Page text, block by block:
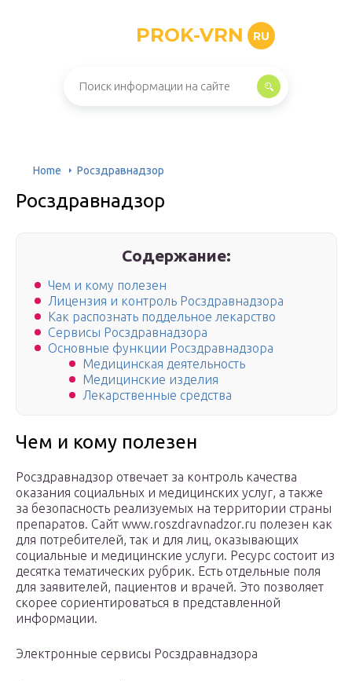
PROK-VRN RU
Home Росздравнадзор
Росздравнадзор
Содержание:
Чем и кому полезен
Лицензия и контроль Росздравнадзора
Как распознать поддельное лекарство
Сервисы Росздравнадзора
Основные функции Росздравнадзора
Медицинская деятельность
Медицинские изделия
Лекарственные средства
Чем и кому полезен
Росздравнадзор отвечает за контроль качества
оказания социальных и медицинских услуг, а также
за безопасность реализуемых на территории страны
препаратов. Сайт www.roszdravnadzor.ru полезен как
для потребителей, так и для лиц, оказывающих
социальные и медицинские услуги. Ресурс состоит из
десятка тематических рубрик. Есть отдельные поля
для заявителей, пациентов и врачей. Это позволяет
скорее сориентироваться в представленной
информации.
Электронные сервисы Росздравнадзора